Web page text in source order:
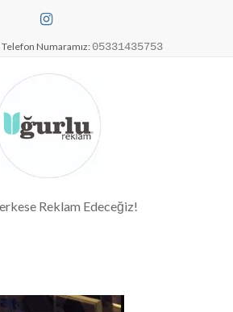
Numaramız: 05331435753
Merkezi| Antalya
Antalya Tabela
Reklam Edeceğiz!